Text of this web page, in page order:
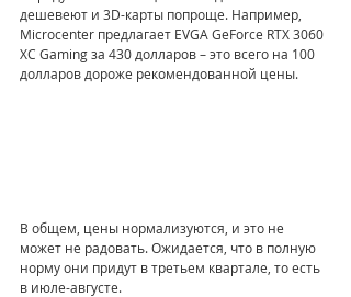
дешевеют и 3D-карты попроще. Например,
Microcenter предлагает EVGA GeForce RTX 3060
XC Gaming за 430 долларов – это всего на 100
долларов дороже рекомендованной цены.
В общем, цены нормализуются, и это не
может не радовать. Ожидается, что в полную
норму они придут в третьем квартале, то есть
в июле-августе.